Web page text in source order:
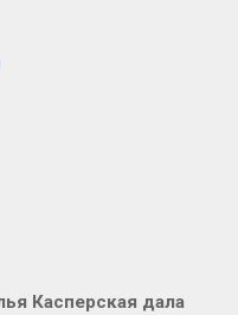
Касперская дала